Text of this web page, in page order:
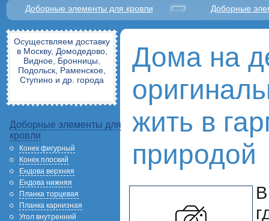
Доборные элементы для кровли Доборные
Осуществляем доставку
в Москву, Домодедово,
Видное, Бронницы,
Подольск, Раменское,
Ступино и др. города
Доборные элементы для
кровли
Конек фигурный
Конек плоский
Ендова верхняя
Ендова нижняя
Планка торцевая
Планка карнизная
Угол внутренний
Дома на
жить в
природой